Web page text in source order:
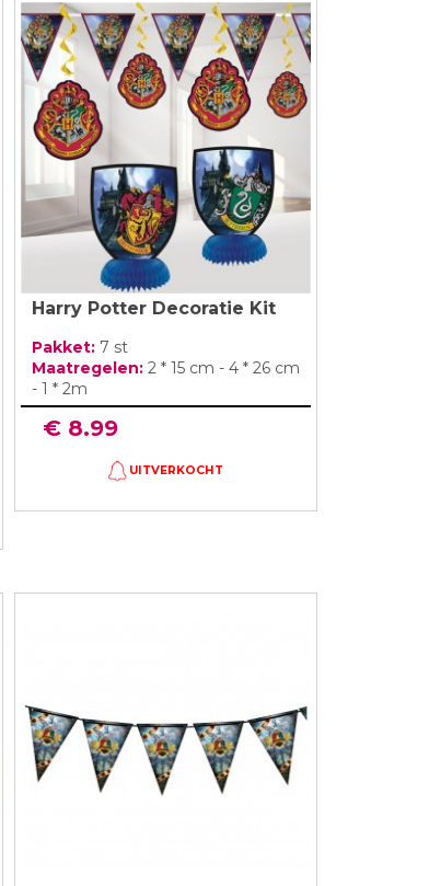
Harry Potter Decoratie Kit
Pakket: 7 st
Maatregelen: 2 * 15 cm - 4 * 26 cm
- 1 * 2m
€ 8.99
UITVERKOCHT